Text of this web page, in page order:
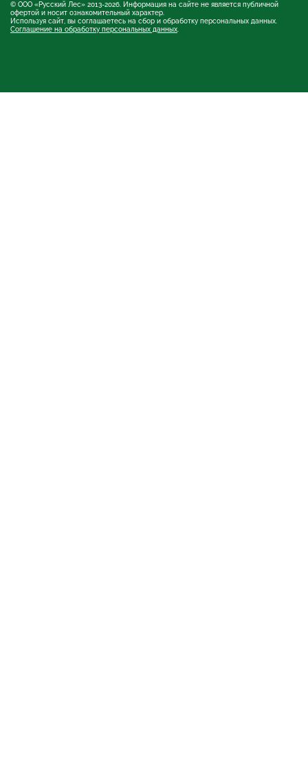
© ООО «Русский Лес» 2013-2026. Информация на сайте не является публичной
офертой и носит ознакомительный характер.
Используя сайт, вы соглашаетесь на сбор и обработку персональных данных.
Соглашение на обработку персональных данных.